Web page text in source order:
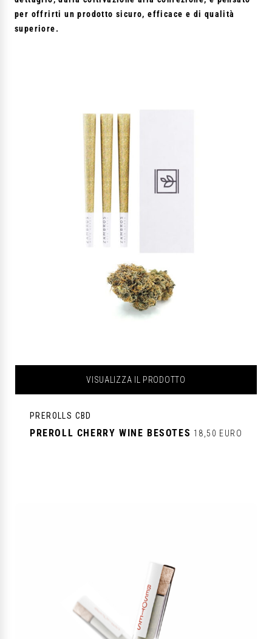
per offrirti un prodotto sicuro, efficace e di qualità
superiore.
VISUALIZZA IL PRODOTTO
PREROLLS CBD
PREROLL CHERRY WINE BESOTES 18,50 EURO